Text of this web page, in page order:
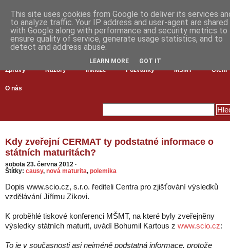
Zprávy Názory Inkluze Pozvánky MŠMT Čtení
O nás
Kdy zveřejní CERMAT ty podstatné informace o
státních maturitách?
sobota 23. června 2012 ·
Štítky: causy, nová maturita, polemika
Dopis www.scio.cz, s.r.o. řediteli Centra pro zjišťování výsledků
vzdělávání Jiřímu Zíkovi.
K proběhlé tiskové konferenci MŠMT, na které byly zveřejněny
výsledky státních maturit, uvádí Bohumil Kartous z www.scio.cz:
To je v současnosti asi nejméně podstatná informace, protože
This site uses cookies from Google to deliver its services
to analyze traffic. Your IP address and user-agent are shared
with Google along with performance and security metrics to
ensure quality of service, generate usage statistics, and to
detect and address abuse.
LEARN MORE GOT IT